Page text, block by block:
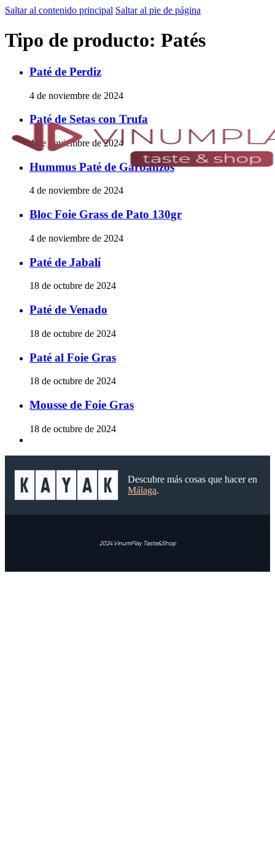
Saltar al contenido principal Saltar al pie de página
Tipo de producto: Patés
Paté de Perdiz
4 de noviembre de 2024
Paté de Setas con Trufa
4 de noviembre de 2024
Hummus Paté de Garbanzos
4 de noviembre de 2024
Bloc Foie Grass de Pato 130gr
4 de noviembre de 2024
Paté de Jabalí
18 de octubre de 2024
Paté de Venado
18 de octubre de 2024
Paté al Foie Gras
18 de octubre de 2024
Mousse de Foie Gras
18 de octubre de 2024
Descubre más cosas que hacer en
Málaga.
2024 VinumPlay Taste&Shop